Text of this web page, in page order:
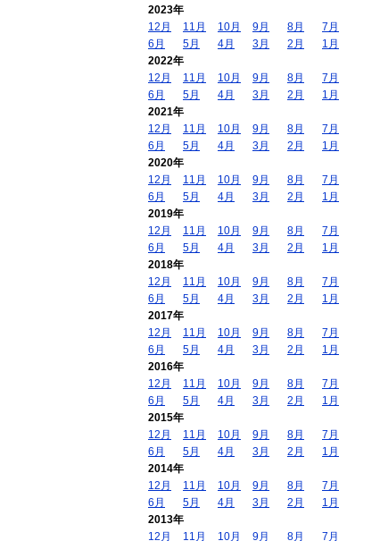
2023年
12月
11月 10月 9月 8月
7月
6月
5月 4月 3月 2月
1月
2022年
12月
11月 10月 9月 8月
7月
6月
5月 4月 3月 2月
1月
2021年
12月
11月 10月 9月 8月
7月
6月
5月 4月 3月 2月
1月
2020年
12月
11月 10月 9月 8月
7月
6月
5月 4月 3月 2月
1月
2019年
12月
11月 10月 9月 8月
7月
6月
5月 4月 3月 2月
1月
2018年
12月
11月 10月 9月 8月
7月
6月
5月 4月 3月 2月
1月
2017年
12月
11月 10月 9月 8月
7月
6月
5月 4月 3月 2月
1月
2016年
12月
11月 10月 9月 8月
7月
6月
5月 4月 3月 2月
1月
2015年
12月
11月 10月 9月 8月
7月
6月
5月 4月 3月 2月
1月
2014年
12月
11月 10月 9月 8月
7月
6月
5月 4月 3月 2月
1月
2013年
12月
11月 10月 9月 8月 7月